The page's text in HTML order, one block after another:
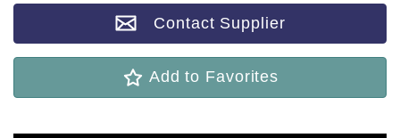
Contact Supplier
Add to Favorites